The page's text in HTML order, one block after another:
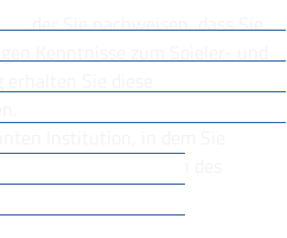
der Sie nachweisen, dass Sie
Kenntnisse zum Spieler- und
Institution, in dem Sie
Auswirkungen des